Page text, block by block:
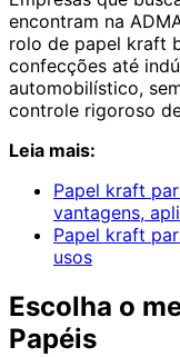
encontram na
rolo de papel kraft
confecções até
automobilístico,
controle rigoroso
Leia mais:
Papel kraft
vantagens,
Papel kraft
usos
Escolha o
Papéis